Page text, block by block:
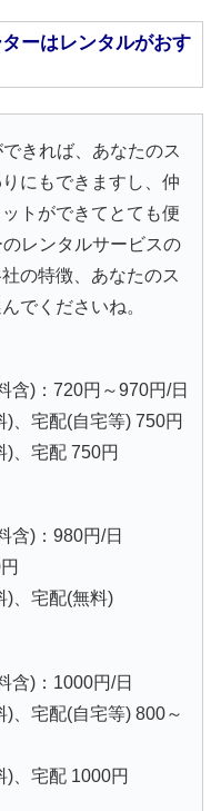
ーはレンタルがおす
きれば、あなたのス
にもできますし、仲
トができてとても便
レンタルサービスの
の特徴、あなたのス
でくださいね。
含)：720円～970円/日
)、宅配(自宅等) 750円
)、宅配 750円
含)：980円/日
)、宅配(無料)
含)：1000円/日
)、宅配(自宅等) 800～
)、宅配 1000円